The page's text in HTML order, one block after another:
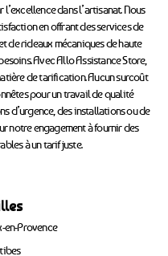
dans l’artisanat. Nous
en offrant des services de
de rideaux mécaniques de haute
Avec Allo Assistance Store,
de tarification. Aucun surcoût
pour un travail de qualité
d’urgence, des installations ou de
notre engagement à fournir des
à un tarif juste.
en-Provence